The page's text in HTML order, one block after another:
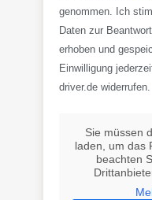
genommen. Ich
Daten zur
erhoben und
Einwilligung
driver.de widerrufen.
Sie müssen
laden, um das
beachten